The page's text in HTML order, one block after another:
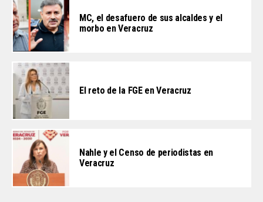
MC, el desafuero de sus alcaldes y el
morbo en Veracruz
El reto de la FGE en Veracruz
Nahle y el Censo de periodistas en
Veracruz